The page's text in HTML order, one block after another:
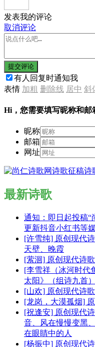
发表我的评论
取消评论
提交评论
有人回复时通知我
表情 加粗 删除线 居中 斜
Hi，您需要填写昵称和邮
昵称
邮箱
网址
最新诗歌
通知：即日起投稿“
更新抖音小红书等
[许雪纯] 原创现代
天壁、晚霞
[萦洄] 原创现代诗
[李雪祥（冰河时代
太阳》（组诗九首）
[山欢] 原创现代诗
[龙岗，大漠孤烟]
[祝逢安] 原创现代
音、风在慢慢变黑
在眼睛中的人
[杨振中] 原创现代